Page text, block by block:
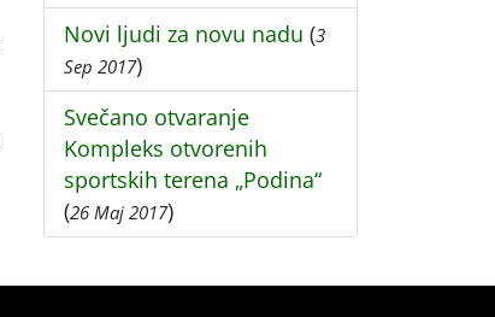
Novi ljudi za novu nadu (3
Sep 2017)
Svečano otvaranje
Kompleks otvorenih
sportskih terena „Podina“
(26 Maj 2017)